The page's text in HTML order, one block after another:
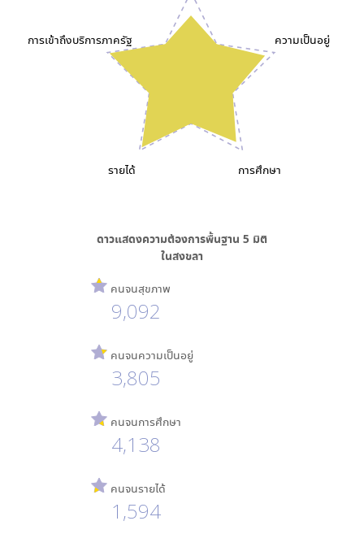
ความเป็นอยู่
การศึกษา
รายได้
การเข้าถึงบริการภาครัฐ
ดาวแสดงความต้องการพื้นฐาน 5 มิติ
ในสงขลา
คนจนสุขภาพ
9,092
คนจนความเป็นอยู่
3,805
คนจนการศึกษา
4,138
คนจนรายได้
1,594